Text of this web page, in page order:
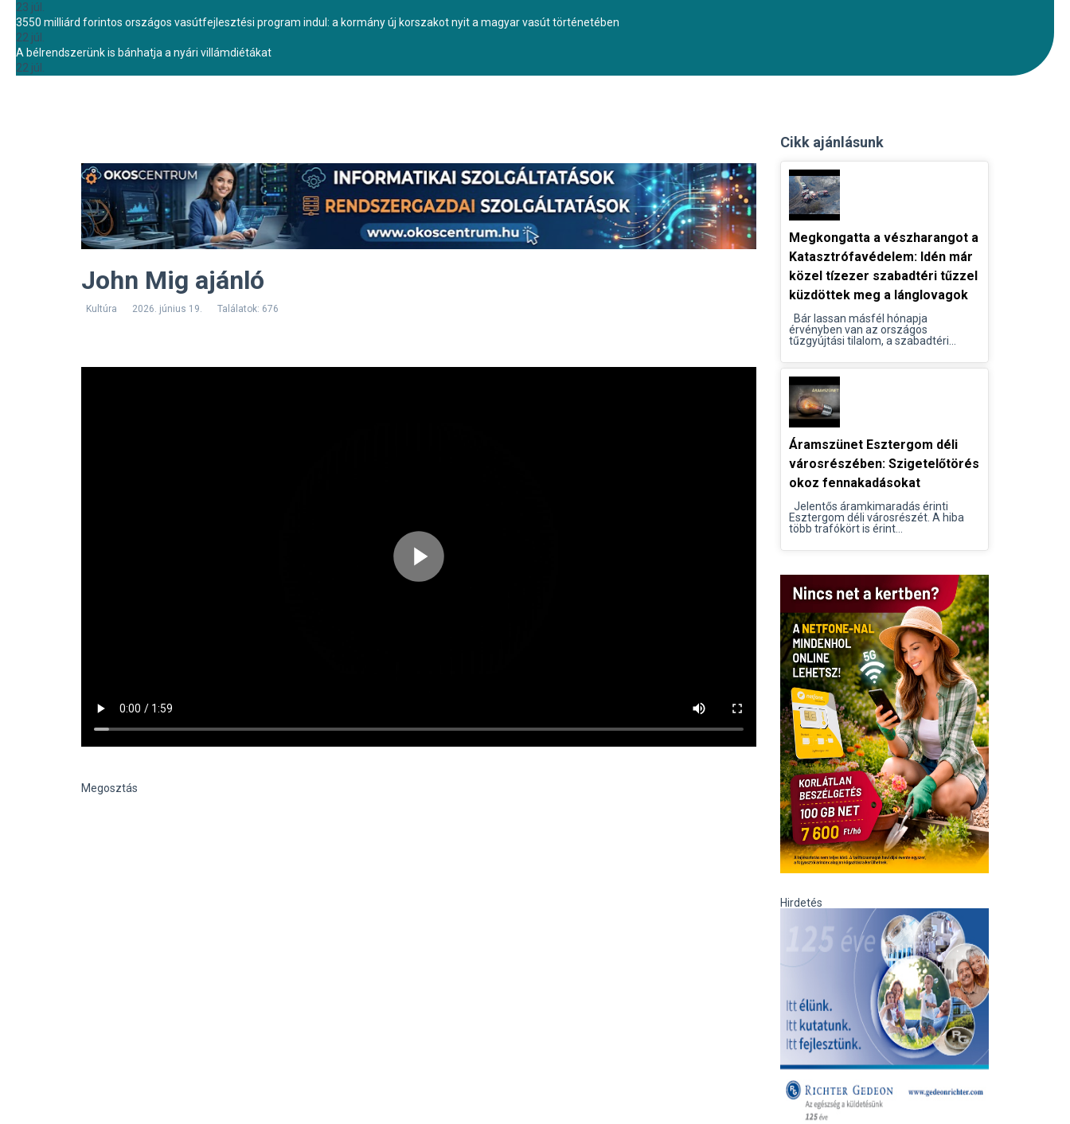
23 júl.
3550 milliárd forintos országos vasútfejlesztési program indul: a kormány új korszakot nyit a magyar vasút történetében
22 júl.
A bélrendszerünk is bánhatja a nyári villámdiétákat
22 júl.
John Mig ajánló
Kultúra 2026. június 19. Találatok: 676
Megosztás
Cikk ajánlásunk
Megkongatta a vészharangot a
Katasztrófavédelem: Idén már
közel tízezer szabadtéri tűzzel
küzdöttek meg a lánglovagok
Bár lassan másfél hónapja
érvényben van az országos
tűzgyújtási tilalom, a szabadtéri...
Áramszünet Esztergom déli
városrészében: Szigetelőtörés
okoz fennakadásokat
Jelentős áramkimaradás érinti
Esztergom déli városrészét. A hiba
több trafókört is érint...
Hirdetés